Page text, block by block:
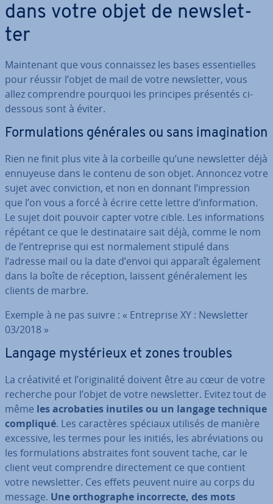
dans votre objet de news­let­
ter
Main­te­nant que vous con­nais­sez les bases es­sen­tielles
pour réussir l’objet de mail de votre news­let­ter, vous
allez com­prendre pourquoi les principes présentés ci-
dessous sont à éviter.
For­mu­la­tions générales ou sans ima­gi­na­tion
Rien ne finit plus vite à la corbeille qu’une news­let­ter déjà
ennuyeuse dans le contenu de son objet. Annoncez votre
sujet avec con­vic­tion, et non en donnant l’im­pres­sion
que l’on vous a forcé à écrire cette lettre d’in­for­ma­tion.
Le sujet doit pouvoir capter votre cible. Les in­for­ma­tions
répétant ce que le des­ti­na­taire sait déjà, comme le nom
de l’en­tre­prise qui est nor­ma­le­ment stipulé dans
l’adresse mail ou la date d’envoi qui apparaît également
dans la boîte de réception, laissent gé­né­ra­le­ment les
clients de marbre.
Exemple à ne pas suivre : « En­tre­prise XY : News­let­ter
03/2018 »
Langage mys­té­rieux et zones troubles
La créa­ti­vité et l’ori­gi­na­lité doivent être au cœur de votre
recherche pour l’objet de votre news­let­ter. Evitez tout de
même les acro­ba­ties inutiles ou un langage technique
compliqué. Les ca­rac­tères spéciaux utilisés de manière
excessive, les termes pour les initiés, les abré­via­tions ou
les for­mu­la­tions abs­traites font souvent tache, car le
client veut com­prendre di­rec­te­ment ce que contient
votre news­let­ter. Ces effets peuvent nuire au corps du
message. Une or­tho­graphe in­cor­recte, des mots